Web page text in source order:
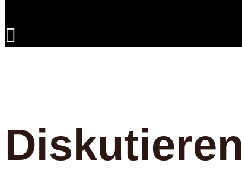
Diskutieren